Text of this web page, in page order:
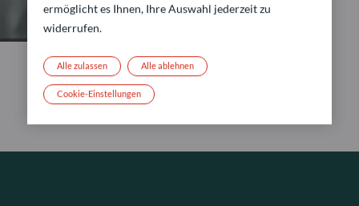
ermöglicht es Ihnen, Ihre Auswahl jederzeit zu
widerrufen.
Alle ablehnen
Alle zulassen
Cookie-Einstellungen